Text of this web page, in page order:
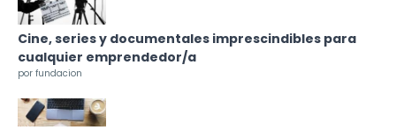
Cine, series y documentales imprescindibles para
cualquier emprendedor/a
por fundacion